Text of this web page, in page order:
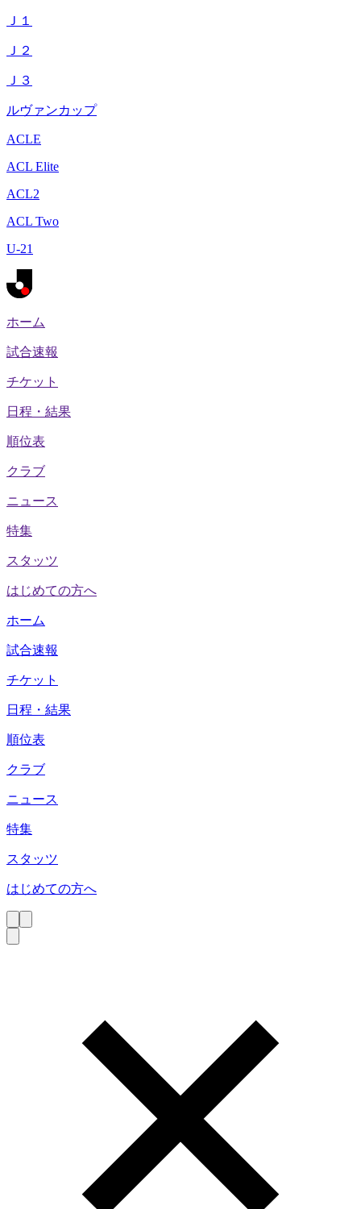
Ｊ１
Ｊ２
Ｊ３
ルヴァンカップ
ACLE
ACL Elite
ACL2
ACL Two
U-21
ホーム
試合速報
チケット
日程・結果
順位表
クラブ
ニュース
特集
スタッツ
はじめての方へ
ホーム
試合速報
チケット
日程・結果
順位表
クラブ
ニュース
特集
スタッツ
はじめての方へ